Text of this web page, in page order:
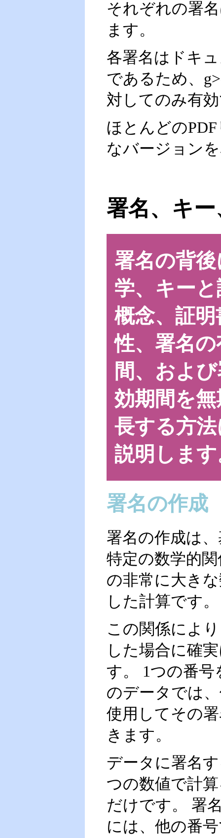
それぞれの署
ます。
各署名はドキ
であるため、
対してのみ有
ほとんどの
なバージョン
署名、キ
署名の背
学、キー
概念、証
性、署名
間、およ
効期間を
長する方
説明しま
署名の作成
署名の作成は
特定の数学的
の非常に大き
した計算です。
この関係によ
した場合に確
す。 1つの番号
のデータでは
使用してその
きます。
データに署名
つの数値で計
だけです。 署
には、他の番